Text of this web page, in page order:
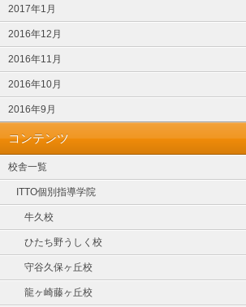
2017年1月
2016年12月
2016年11月
2016年10月
2016年9月
コンテンツ
校舎一覧
ITTO個別指導学院
牛久校
ひたち野うしく校
守谷久保ヶ丘校
龍ヶ崎藤ヶ丘校